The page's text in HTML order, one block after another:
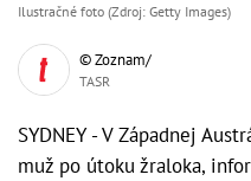
Ilustračné foto (Zdroj: Getty Images)
© Zoznam/
TASR
SYDNEY - V Západnej
muž po útoku žraloka,